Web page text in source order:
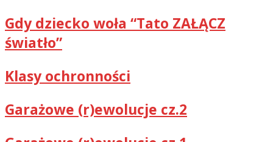
Gdy dziecko woła “Tato ZAŁĄCZ
światło”
Klasy ochronności
Garażowe (r)ewolucje cz.2